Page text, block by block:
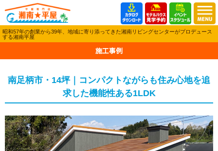
昭和57年の創業から39年、地域に寄り添ってきた湘南リビングセンターがプロデュース
する湘南平屋
施工事例
南足柄市・14坪｜コンパクトながらも住み心地を追
求した機能性ある1LDK